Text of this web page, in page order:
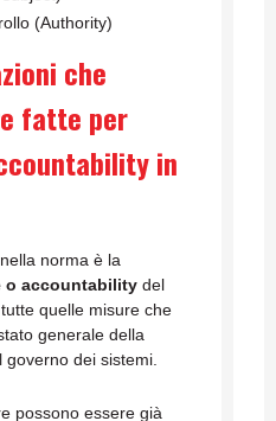
(Authority)
che
fatte per
in
norma è la
o accountability del
quelle misure che
generale della
dei sistemi.
possono essere già